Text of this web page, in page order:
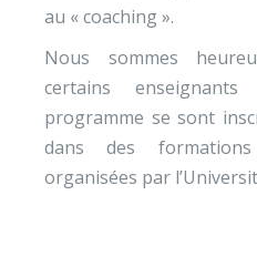
au « coaching ».
Nous sommes
certains
programme se sont
dans des formations
organisées par